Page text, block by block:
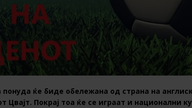
ќе биде обележана од страна на
Цвајт. Покрај тоа ќе се играат и национални